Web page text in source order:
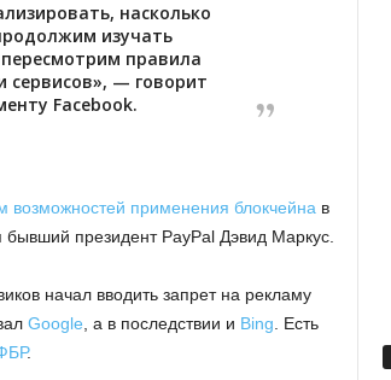
насколько
изучать
правила
— говорит
Facebook.
возможностей применения блокчейна в
президент PayPal Дэвид Маркус.
начал вводить запрет на рекламу
Google , а в последствии и Bing . Есть
.